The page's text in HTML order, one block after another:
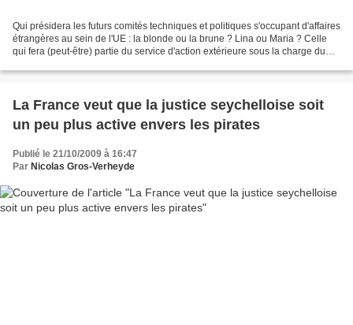
Qui présidera les futurs comités techniques et politiques s'occupant d'affaires
étrangères au sein de l'UE : la blonde ou la brune ? Lina ou Maria ? Celle
qui fera (peut-être) partie du service d'action extérieure sous la charge du
La France veut que la justice seychelloise soit
un peu plus active envers les pirates
Publié le 21/10/2009 à 16:47
Par Nicolas Gros-Verheyde